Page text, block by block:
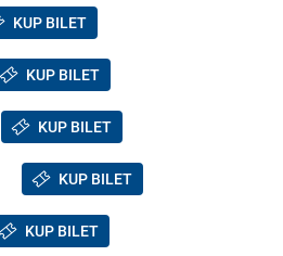
KUP BILET
KUP BILET
KUP BILET
KUP BILET
KUP BILET